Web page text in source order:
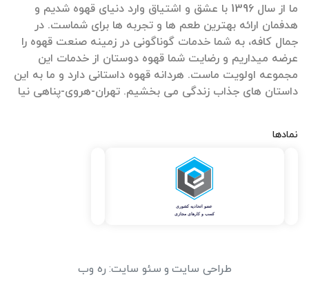
ما از سال 1396 با عشق و اشتیاق وارد دنیای قهوه شدیم و
هدفمان ارائه بهترین طعم ها و تجربه ها برای شماست. در
جمال کافه، به شما خدمات گوناگونی در زمینه صنعت قهوه را
عرضه میداریم و رضایت شما قهوه دوستان از خدمات این
مجموعه اولویت ماست. هردانه قهوه داستانی دارد و ما به این
داستان های جذاب زندگی می بخشیم. تهران-هروی-پناهی نیا
نمادها
طراحی سایت و سئو سایت: ره وب